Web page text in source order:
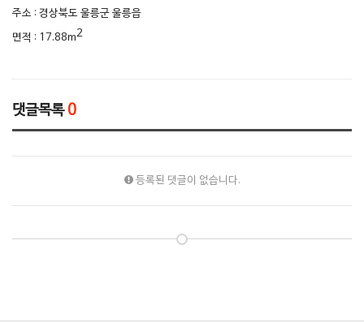
주소 : 경상북도 울릉군 울릉읍
면적 : 17.88m2
댓글목록 0
등록된 댓글이 없습니다.